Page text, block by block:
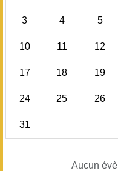
3 4 5
10 11 12
17 18 19
24 25 26
31
Aucun